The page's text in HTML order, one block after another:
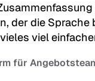
der die
viel
für